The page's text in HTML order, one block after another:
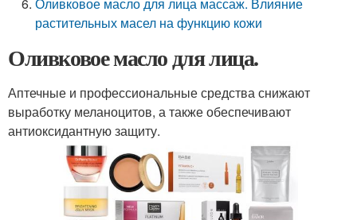
растительных масел на функцию кожи
Оливковое масло для лица.
Аптечные и профессиональные средства снижают
выработку меланоцитов, а также обеспечивают
антиоксидантную защиту.